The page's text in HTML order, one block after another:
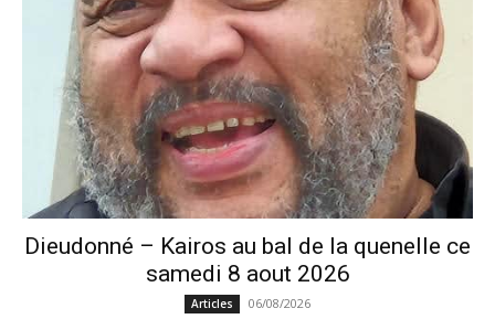
Dieudonné – Kairos au bal de la quenelle ce
samedi 8 aout 2026
Articles 06/08/2026